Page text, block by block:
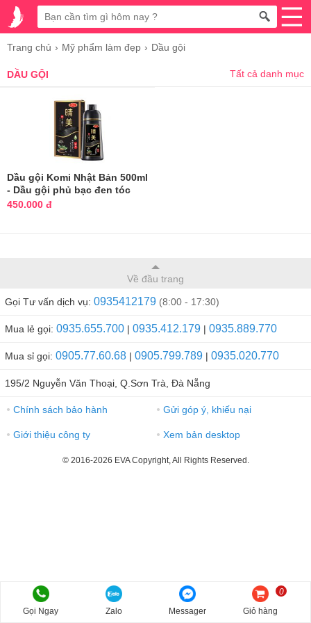
Trang chủ Mỹ phẩm làm đẹp Dầu gội
DẦU GỘI Tất cả danh mục
Dầu gội Komi Nhật Bản 500ml
- Dầu gội phủ bạc đen tóc
450.000 đ
Về đầu trang
Gọi Tư vấn dịch vụ: 0935412179 (8:00 - 17:30)
Mua lẻ gọi: 0935.655.700 | 0935.412.179 | 0935.889.770
Mua sỉ gọi: 0905.77.60.68 | 0905.799.789 | 0935.020.770
195/2 Nguyễn Văn Thoại, Q.Sơn Trà, Đà Nẵng
● Chính sách bảo hành ● Gửi góp ý, khiếu nại
● Giới thiệu công ty ● Xem bản desktop
© 2016-2026 EVA Copyright, All Rights Reserved.
Gọi Ngay Zalo Messager Giỏ hàng
0